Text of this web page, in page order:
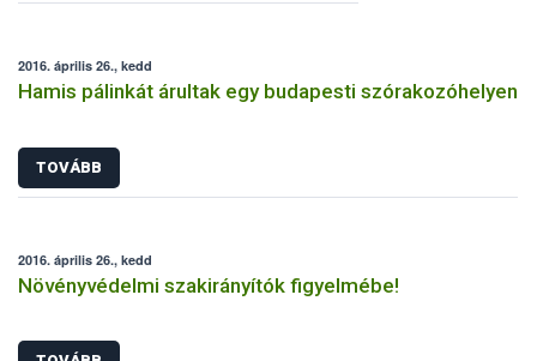
2016. április 26., kedd
Hamis pálinkát árultak egy budapesti szórakozóhelyen
TOVÁBB
2016. április 26., kedd
Növényvédelmi szakirányítók figyelmébe!